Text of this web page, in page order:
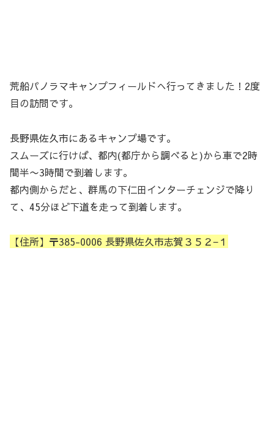
荒船パノラマキャンプフィールドへ行ってきました！2度
目の訪問です。
長野県佐久市にあるキャンプ場です。
スムーズに行けば、都内(都庁から調べると)から車で2時
間半〜3時間で到着します。
都内側からだと、群馬の下仁田インターチェンジで降り
て、45分ほど下道を走って到着します。
【住所】〒385-0006 長野県佐久市志賀３５２−１